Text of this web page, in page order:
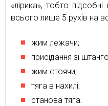
«лірика», тобто
всього лише 5 рухів на
жим лежачи;
присідання зі
жим стоячи;
тяга в нахилі;
станова тяга.